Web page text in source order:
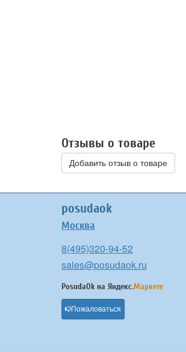
Отзывы о товаре
Добавить отзыв о товаре
posudaok
Москва
8(495)320-94-52
sales@posudaok.ru
PosudaOk на Яндекс.Маркете
Пожаловаться